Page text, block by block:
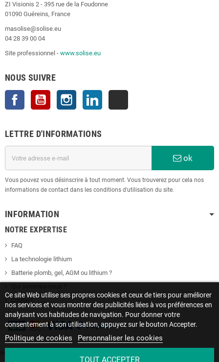
ZI Visionis 2 - 395 rue de la Foudonne
01090 Guéreins, France
masolise@solise.eu
04 28 39 00 04
Site professionnel - www.solise.eu
NOUS SUIVRE
Facebook YouTube Instagram
LETTRE D'INFORMATIONS
ok
Vous pouvez vous désinscrire à tout moment. Vous trouverez pour cela nos
informations de contact dans les conditions d'utilisation du site.
INFORMATION
NOTRE EXPERTISE
FAQ
La technologie lithium
Batterie plomb, gel, AGM ou lithium ?
Contact
Ce site Web utilise ses propres cookies et ceux de tiers pour améliorer
nos services et vous montrer des publicités liées à vos préférences en
analysant vos habitudes de navigation. Pour donner votre
consentement à son utilisation, appuyez sur le bouton Accepter.
Politique de cookies Personnaliser les cookies
TOUT ACCEPTER